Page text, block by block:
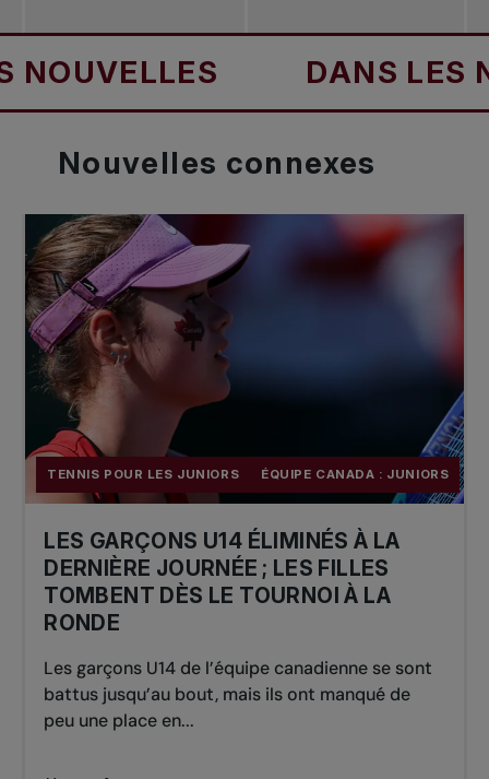
DANS LES
Nouvelles connexes
TENNIS POUR LES JUNIORS ÉQUIPE CANADA : JUNIORS
LES GARÇONS U14 ÉLIMINÉS À LA
DERNIÈRE JOURNÉE ; LES FILLES
TOMBENT DÈS LE TOURNOI À LA
RONDE
Les garçons U14 de l’équipe canadienne se sont
battus jusqu’au bout, mais ils ont manqué de
peu une place en...